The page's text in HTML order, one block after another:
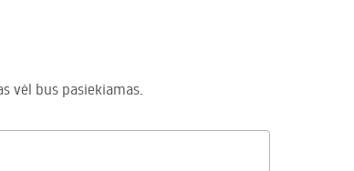
vėl bus pasiekiamas.